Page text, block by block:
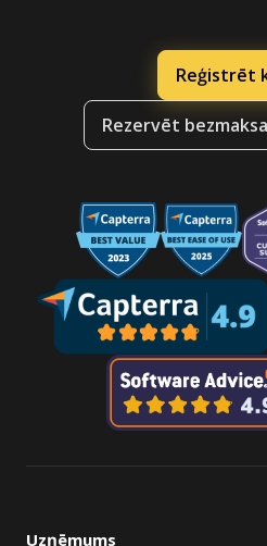
Reģistrēt
Rezervēt
Uzņēmums